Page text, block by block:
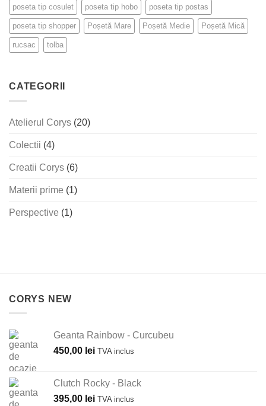
poseta tip cosulet poseta tip hobo poseta tip postas
poseta tip shopper Poșetă Mare Poșetă Medie Poșetă Mică
rucsac tolba
CATEGORII
Atelierul Corys (20)
Colectii (4)
Creatii Corys (6)
Materii prime (1)
Perspective (1)
CORYS NEW
Geanta Rainbow - Curcubeu
450,00 lei TVA inclus
Clutch Rocky - Black
395,00 lei TVA inclus